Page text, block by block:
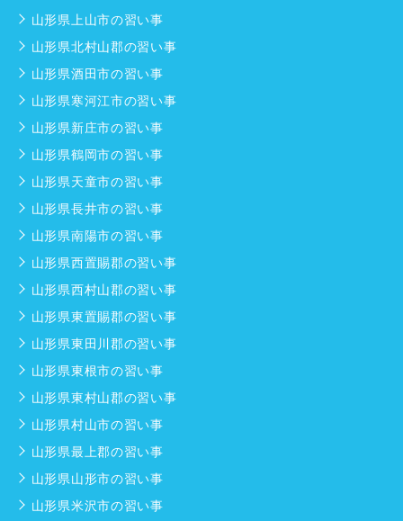
山形県上山市の習い事
山形県北村山郡の習い事
山形県酒田市の習い事
山形県寒河江市の習い事
山形県新庄市の習い事
山形県鶴岡市の習い事
山形県天童市の習い事
山形県長井市の習い事
山形県南陽市の習い事
山形県西置賜郡の習い事
山形県西村山郡の習い事
山形県東置賜郡の習い事
山形県東田川郡の習い事
山形県東根市の習い事
山形県東村山郡の習い事
山形県村山市の習い事
山形県最上郡の習い事
山形県山形市の習い事
山形県米沢市の習い事